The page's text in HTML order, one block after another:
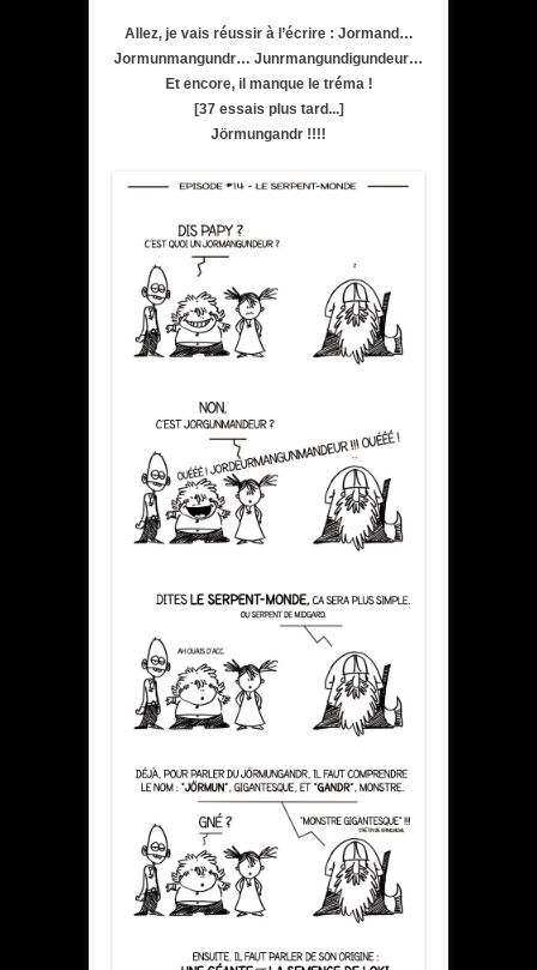
Allez, je vais réussir à l’écrire : Jormand…
Jormunmangundr… Junrmangundigundeur…
Et encore, il manque le tréma !
[37 essais plus tard...]
Jörmungandr !!!!